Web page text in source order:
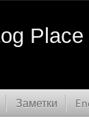
Place
Заметки